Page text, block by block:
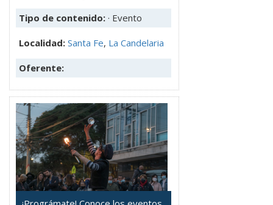
Tipo de contenido: · Evento
Localidad: Santa Fe, La Candelaria
Oferente: